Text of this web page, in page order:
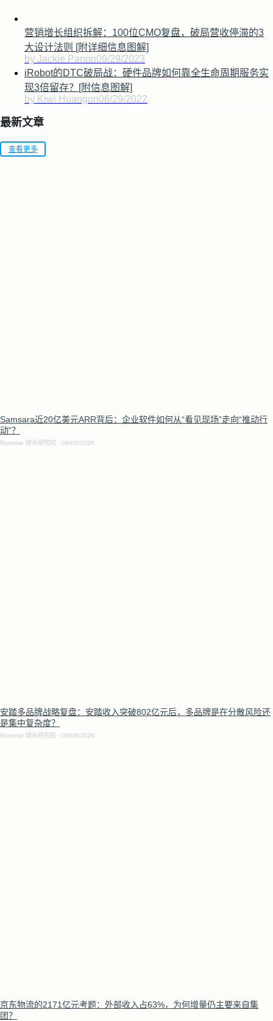
营销增长组织拆解：100位CMO复盘，破局营收停滞的3
大设计法则 [附详细信息图解]
by Jackie Panon09/29/2023
iRobot的DTC破局战：硬件品牌如何靠全生命周期服务实
现3倍留存？[附信息图解]
by Kiwi Huangon06/29/2022
最新文章
查看更多
Samsara近20亿美元ARR背后：企业软件如何从“看见现场”走向“推动行
动”？
Runwise 增长研究院 08/06/2026
安踏多品牌战略复盘：安踏收入突破802亿元后，多品牌是在分散风险还
是集中复杂度？
Runwise 增长研究院 08/06/2026
京东物流的2171亿元考题：外部收入占63%，为何增量仍主要来自集
团？